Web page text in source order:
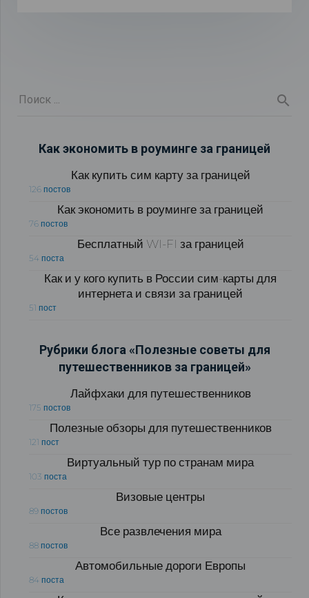
Как экономить в роуминге за границей
Как купить сим карту за границей
126 постов
Как экономить в роуминге за границей
76 постов
Бесплатный WI-FI за границей
54 поста
Как и у кого купить в России сим-карты для
интернета и связи за границей
51 пост
Рубрики блога «Полезные советы для
путешественников за границей»
Лайфхаки для путешественников
175 постов
Полезные обзоры для путешественников
121 пост
Виртуальный тур по странам мира
103 поста
Визовые центры
89 постов
Все развлечения мира
88 постов
Автомобильные дороги Европы
84 поста